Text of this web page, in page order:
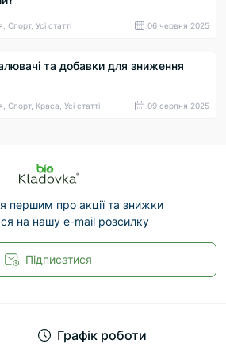
Спорт, Усі статті 06 червня 2025
та добавки для зниження
Спорт, Краса, Усі статті 09 серпня 2025
першим про акції та знижки
на нашу e-mail розсилку
Підписатися
Графік роботи